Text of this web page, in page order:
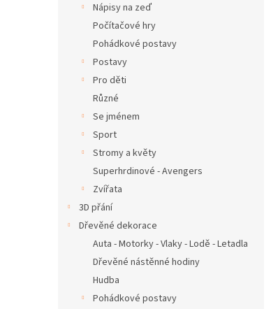
Nápisy na zeď
Počítačové hry
Pohádkové postavy
Postavy
Pro děti
Různé
Se jménem
Sport
Stromy a květy
Superhrdinové - Avengers
Zvířata
3D přání
Dřevěné dekorace
Auta - Motorky - Vlaky - Lodě - Letadla
Dřevěné nástěnné hodiny
Hudba
Pohádkové postavy